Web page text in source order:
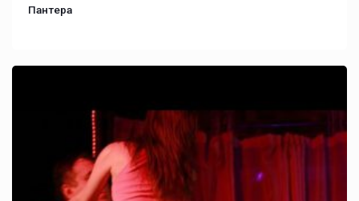
Пантера